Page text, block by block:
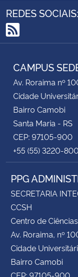
REDES SOCIAIS:
RSS
CAMPUS
Av. Roraima nº
Cidade
Bairro Camobi
Santa Maria - RS
CEP: 97105-900
+55 (55) 3220-
PPG
SECRETARIA
CCSH
Centro de
Av. Roraima, nº
Cidade
Bairro Camobi
CEP: 97105-900